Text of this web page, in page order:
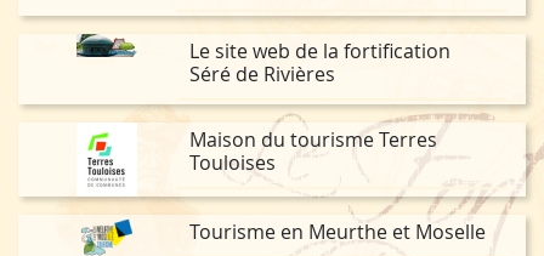
Le site web de la fortification
Séré de Rivières
Maison du tourisme Terres
Touloises
Tourisme en Meurthe et Moselle